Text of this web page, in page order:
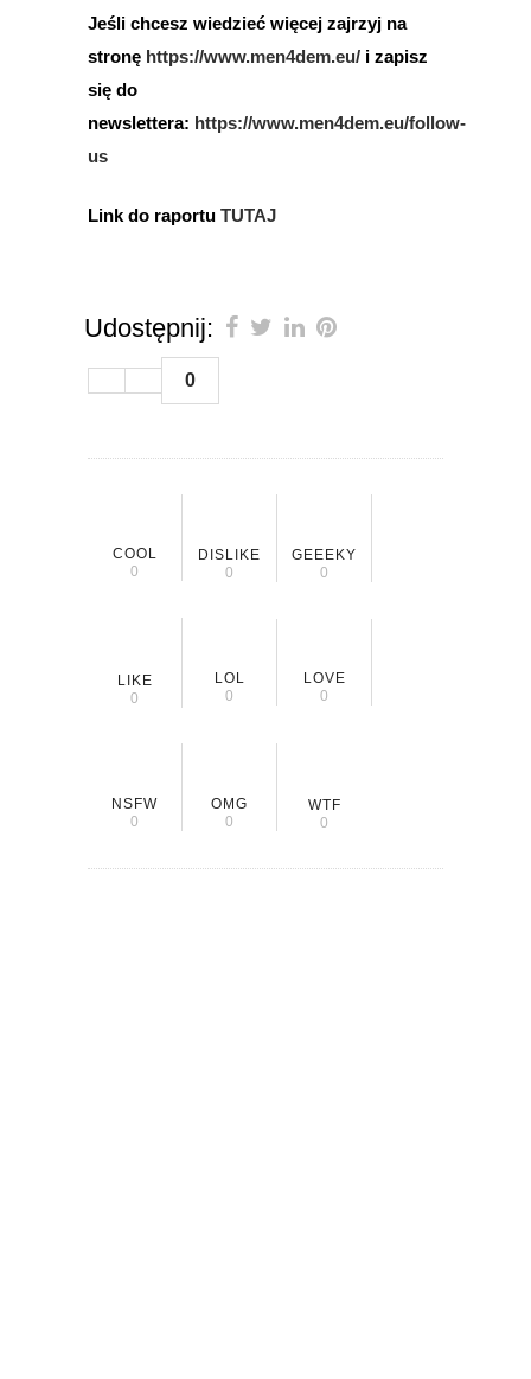
Jeśli chcesz wiedzieć więcej zajrzyj na
stronę https://www.men4dem.eu/ i zapisz
się do
newslettera: https://www.men4dem.eu/follow-
us
Link do raportu TUTAJ
Udostępnij:
0
COOL
0
DISLIKE
0
GEEEKY
0
LIKE
0
LOL
0
LOVE
0
NSFW
0
OMG
0
WTF
0